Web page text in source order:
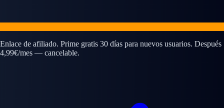
Enlace de afiliado. Prime gratis 30 días para nuevos usuarios. Después
4,99€/mes — cancelable.